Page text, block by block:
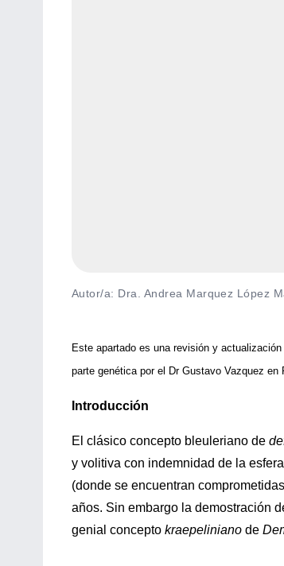
Autor/a: Dra. Andrea Marquez López
Este apartado es una revisión y
parte genética por el Dr Gustavo Vazquez en
Introducción
El clásico concepto bleuleriano de
y volitiva con indemnidad de la
(donde se encuentran
años. Sin embargo la demostración
genial concepto kraepeliniano de